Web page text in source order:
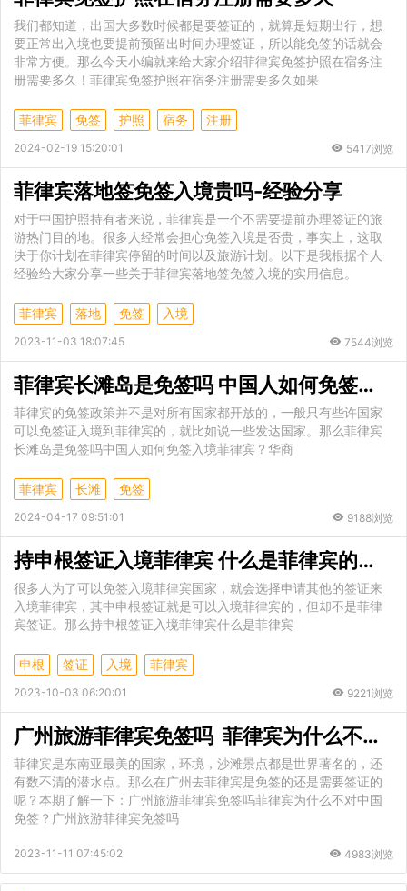
我们都知道，出国大多数时候都是要签证的，就算是短期出行，想
要正常出入境也要提前预留出时间办理签证，所以能免签的话就会
非常方便。那么今天小编就来给大家介绍菲律宾免签护照在宿务注
册需要多久！菲律宾免签护照在宿务注册需要多久如果
菲律宾 免签 护照 宿务 注册
2024-02-19 15:20:01 5417浏览
菲律宾落地签免签入境贵吗-经验分享
对于中国护照持有者来说，菲律宾是一个不需要提前办理签证的旅
游热门目的地。很多人经常会担心免签入境是否贵，事实上，这取
决于你计划在菲律宾停留的时间以及旅游计划。以下是我根据个人
经验给大家分享一些关于菲律宾落地签免签入境的实用信息。
菲律宾 落地 免签 入境
2023-11-03 18:07:45 7544浏览
菲律宾长滩岛是免签吗 中国人如何免签入境菲律宾
菲律宾的免签政策并不是对所有国家都开放的，一般只有些许国家
可以免签证入境到菲律宾的，就比如说一些发达国家。那么菲律宾
长滩岛是免签吗中国人如何免签入境菲律宾？华商
菲律宾 长滩 免签
2024-04-17 09:51:01 9188浏览
持申根签证入境菲律宾 什么是菲律宾的申根签证
很多人为了可以免签入境菲律宾国家，就会选择申请其他的签证来
入境菲律宾，其中申根签证就是可以入境菲律宾的，但却不是菲律
宾签证。那么持申根签证入境菲律宾什么是菲律宾
申根 签证 入境 菲律宾
2023-10-03 06:20:01 9221浏览
广州旅游菲律宾免签吗 菲律宾为什么不对中国免签
菲律宾是东南亚最美的国家，环境，沙滩景点都是世界著名的，还
有数不清的潜水点。那么在广州去菲律宾是免签的还是需要签证的
呢？本期了解一下：广州旅游菲律宾免签吗菲律宾为什么不对中国
免签？广州旅游菲律宾免签吗
2023-11-11 07:45:02 4983浏览